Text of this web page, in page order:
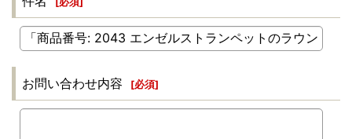
お問い合わせ内容 [必須]